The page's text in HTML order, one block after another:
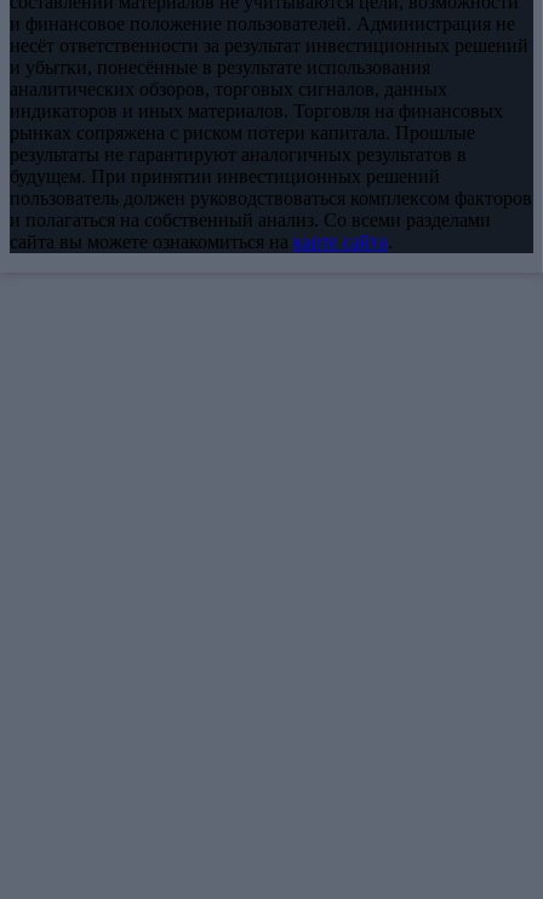
и финансовое положение пользователей. Администрация не
несёт ответственности за результат инвестиционных решений
и убытки, понесённые в результате использования
аналитических обзоров, торговых сигналов, данных
индикаторов и иных материалов. Торговля на финансовых
рынках сопряжена с риском потери капитала. Прошлые
результаты не гарантируют аналогичных результатов в
будущем. При принятии инвестиционных решений
пользователь должен руководствоваться комплексом факторов
и полагаться на собственный анализ. Со всеми разделами
сайта вы можете ознакомиться на карте сайта.